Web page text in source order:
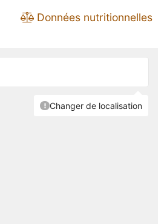
Données nutritionnelles